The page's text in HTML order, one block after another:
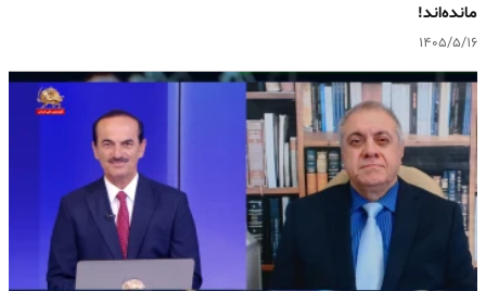
مانده‌اند!
۱۴۰۵/۵/۱۶